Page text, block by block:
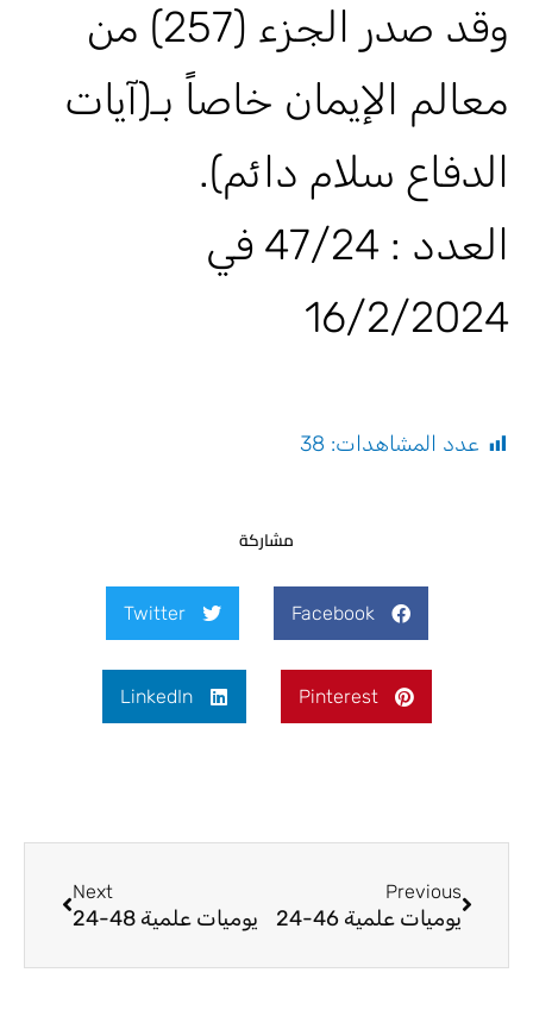
وقد صدر الجزء (257) من
معالم الإيمان خاصاً بـ(آيات
الدفاع سلام دائم).
العدد : 47/24 في
16/2/2024
عدد المشاهدات: 38
مشاركة
Facebook
Twitter
Pinterest
LinkedIn
Previous
يوميات علمية 46-24
Next
يوميات علمية 48-24